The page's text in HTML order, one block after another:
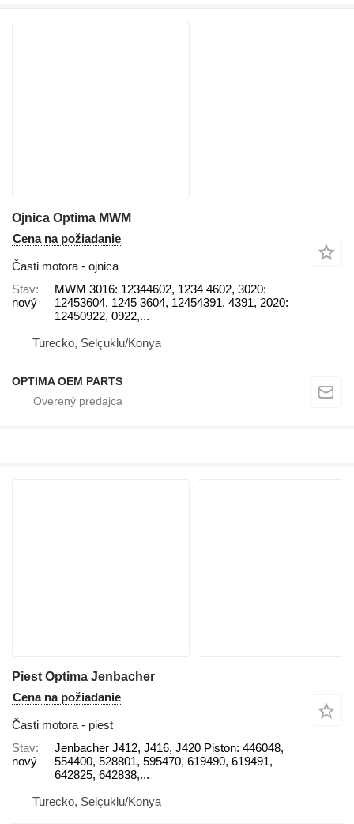
Ojnica Optima MWM
Cena na požiadanie
Časti motora - ojnica
Stav
nový
MWM 3016: 12344602, 1234 4602, 3020:
12453604, 1245 3604, 12454391, 4391, 2020:
12450922, 0922,...
Turecko, Selçuklu/Konya
OPTIMA OEM PARTS
Piest Optima Jenbacher
Cena na požiadanie
Časti motora - piest
Stav
nový
Jenbacher J412, J416, J420 Piston: 446048,
554400, 528801, 595470, 619490, 619491,
642825, 642838,...
Turecko, Selçuklu/Konya